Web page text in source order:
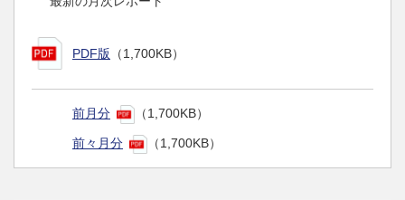
PDF版 （1,700KB）
前月分 （1,700KB）
前々月分 （1,700KB）